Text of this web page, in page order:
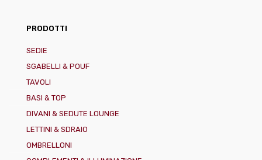
PRODOTTI
SEDIE
SGABELLI & POUF
TAVOLI
BASI & TOP
DIVANI & SEDUTE LOUNGE
LETTINI & SDRAIO
OMBRELLONI